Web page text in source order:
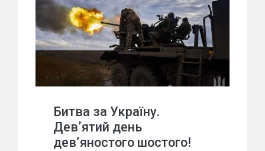
Битва за Україну.
Дев’ятий день
дев’яностого шостого!